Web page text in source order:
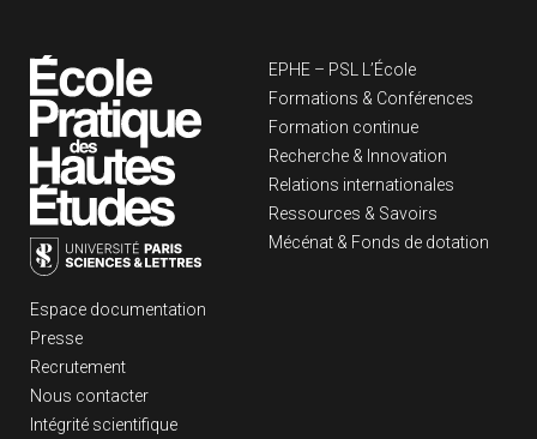
Navigation
EPHE – PSL L’École
Formations & Conférences
Formation continue
Recherche & Innovation
Relations internationales
Ressources & Savoirs
Mécénat & Fonds de dotation
Liens footer
Espace documentation
Presse
Recrutement
Nous contacter
Intégrité scientifique